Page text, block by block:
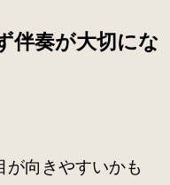
伴奏が大切にな
が向きやすいかも